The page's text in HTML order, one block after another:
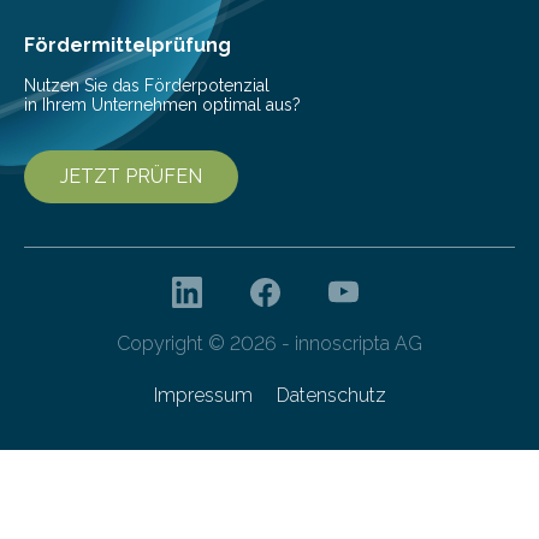
höherem Lebensalter mit vielen
Krankenhausaufenthalten verbunden. „Mit Hilfe digitaler
Technologien…
Fördermittelprüfung
Nutzen Sie das Förderpotenzial
in Ihrem Unternehmen optimal aus?
JETZT PRÜFEN
Copyright © 2026 - innoscripta AG
Impressum Datenschutz